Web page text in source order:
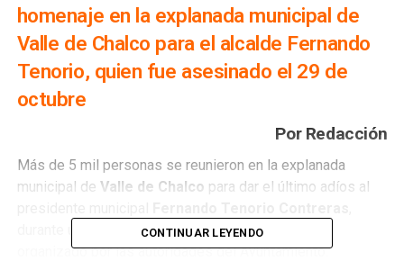
homenaje en la explanada municipal de
Valle de Chalco para el alcalde Fernando
Tenorio, quien fue asesinado el 29 de
octubre
Por Redacción
Más de 5 mil personas se reunieron en la explanada
municipal de Valle de Chalco para dar el último adíos al
durante un homenaje póstumo de cuerpo presente
organizado por las autoridades del Ayuntamiento.
CONTINUAR LEYENDO